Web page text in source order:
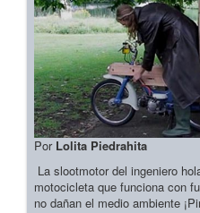
Por Lolita Piedrahita
La slootmotor del ingeniero
motocicleta que funciona con
no dañan el medio ambiente